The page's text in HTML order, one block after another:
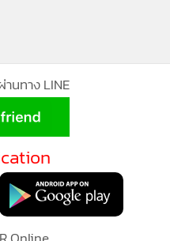
นทาง LINE
อมูลส่วนบุคคลเพื่อนำเสนอ